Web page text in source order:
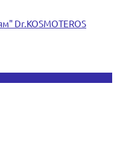
Dr.KOSMOTEROS